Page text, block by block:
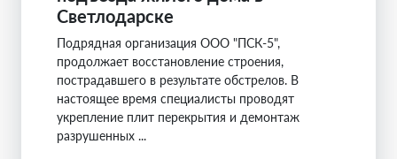
Светлодарске
Подрядная организация ООО "ПСК-5",
продолжает восстановление строения,
пострадавшего в результате обстрелов. В
настоящее время специалисты проводят
укрепление плит перекрытия и демонтаж
разрушенных ...